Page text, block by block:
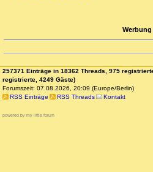
Werbung
257371 Einträge in 18362 Threads, 975
registrierte, 4249 Gäste)
Forumszeit: 07.08.2026, 20:09 (Europe/Berlin)
RSS Einträge
RSS Threads Kontakt
powered by my little forum